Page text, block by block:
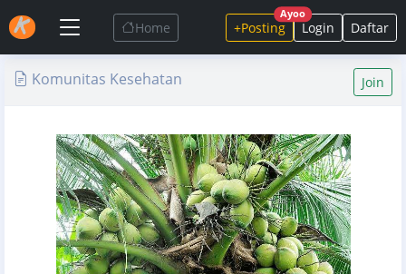
Home +Posting
Ayoo
Login Daftar
Komunitas Kesehatan Join